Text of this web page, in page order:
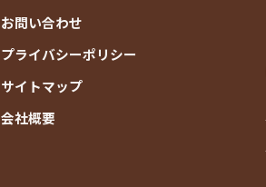
お問い合わせ
プライバシーポリシー
サイトマップ
会社概要